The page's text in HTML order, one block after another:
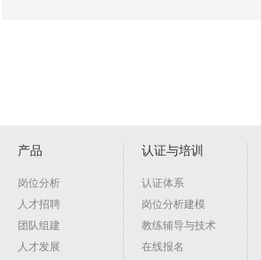
产品
岗位分析
人才招聘
团队组建
人才发展
认证与培训
认证体系
岗位分析建模
教练辅导与技术
在线报名